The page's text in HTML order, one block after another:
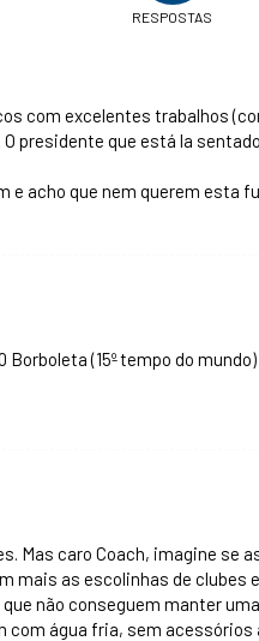
RESPOSTAS
com excelentes trabalhos
presidente que está la
e acho que nem querem esta
Borboleta (15º tempo do
Mas caro Coach, imagine se
mais as escolinhas de
não conseguem manter
com água fria, sem